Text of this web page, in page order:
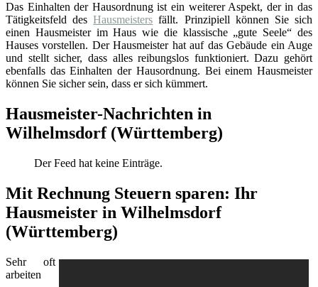
Das Einhalten der Hausordnung ist ein weiterer Aspekt, der in das
Tätigkeitsfeld desHausmeisters fällt. Prinzipiell können Sie sich
einen Hausmeister im Haus wie die klassische „gute Seele“ des
Hauses vorstellen. Der Hausmeister hat auf das Gebäude ein Auge
und stellt sicher, dass alles reibungslos funktioniert. Dazu gehört
ebenfalls das Einhalten der Hausordnung. Bei einem Hausmeister
können Sie sicher sein, dass er sich kümmert.
Hausmeister-Nachrichten in
Wilhelmsdorf (Württemberg)
Der Feed hat keine Einträge.
Mit Rechnung Steuern sparen: Ihr
Hausmeister in Wilhelmsdorf
(Württemberg)
Sehr oft
arbeiten